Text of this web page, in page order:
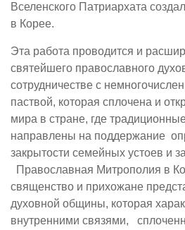
Вселенского Патриархата
в Корее.
Эта работа проводится и
святейшего православного
сотрудничестве с
паствой, которая сплочена и
мира в стране, где
направлены на поддержание
закрытости семейных устоев и
Православная Митрополия в
священство и прихожане
духовной общины, которая
внутренними связями,